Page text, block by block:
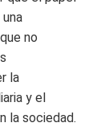
no
la
y el
la sociedad.